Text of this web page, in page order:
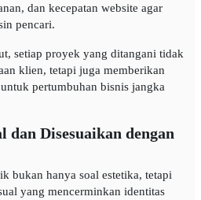
dan kecepatan website agar
pencari.
setiap proyek yang ditangani tidak
klien, tetapi juga memberikan
pertumbuhan bisnis jangka
dan Disesuaikan dengan
bukan hanya soal estetika, tetapi
yang mencerminkan identitas